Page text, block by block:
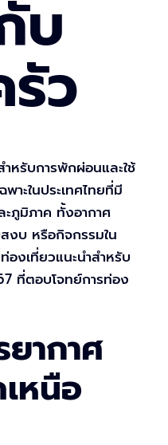
บ
ว
ำหรับการพักผ่อนและใช้
าะในประเทศไทยที่มี
ะภูมิภาค ทั้งอากาศ
งบ หรือกิจกรรมใน
งเที่ยวแนะนำสำหรับ
ที่ตอบโจทย์การท่อง
ากาศ
หนือ